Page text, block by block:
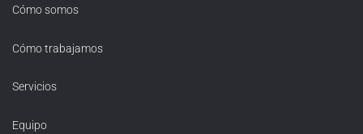
Cómo somos
Cómo trabajamos
Servicios
Equipo